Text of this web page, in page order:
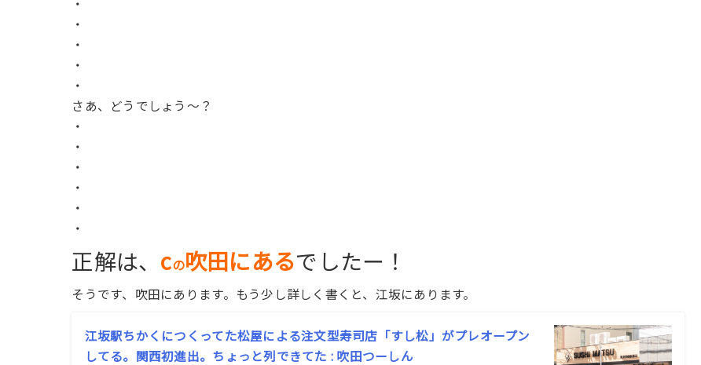
・
・
・
・
さあ、どうでしょう〜？
・
・
・
・
・
・
正解は、 cの吹田にあるでしたー！
そうです、吹田にあります。もう少し詳しく書くと、江坂にあります。
江坂駅ちかくにつくってた松屋による注文型寿司店「すし松」がプレオープン
してる。関西初進出。ちょっと列できてた : 吹田つーしん